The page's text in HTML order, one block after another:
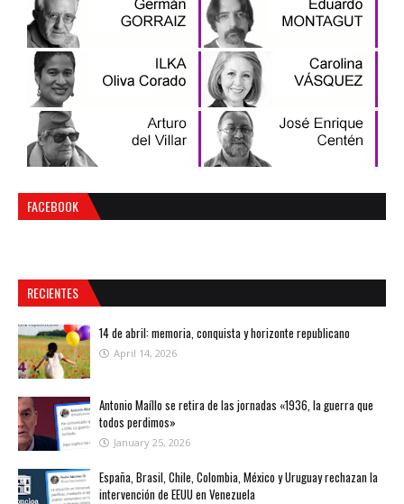
FACEBOOK
RECIENTES
14 de abril: memoria, conquista y horizonte republicano
April 14, 2026
Antonio Maíllo se retira de las jornadas «1936, la guerra que
todos perdimos»
January 25, 2026
España, Brasil, Chile, Colombia, México y Uruguay rechazan la
intervención de EEUU en Venezuela